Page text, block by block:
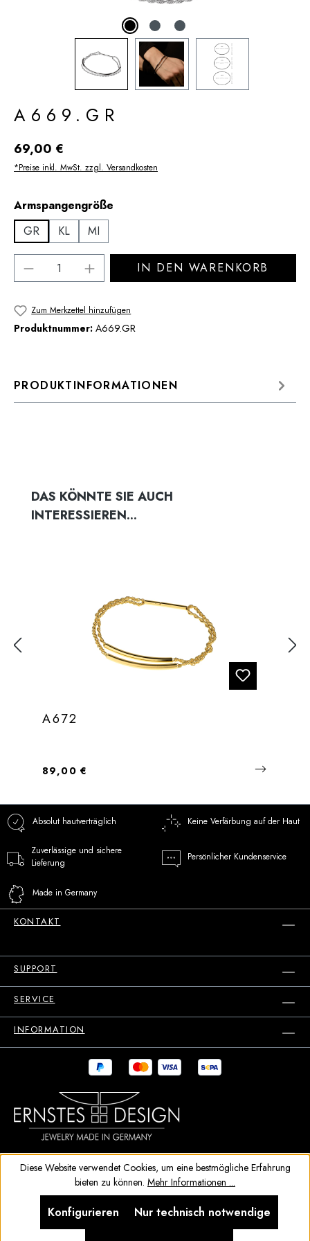
A669.GR
Regulärer Preis:
69,00 €
*Preise inkl. MwSt. zzgl. Versandkosten
Armspangengröße
GR
KL MI
Produkt Anzahl: Gib den gewünschten
IN DEN WARENKORB
Zum Merkzettel hinzufügen
Produktnummer: A669.GR
PRODUKTINFORMATIONEN
Produktgalerie überspringen
DAS KÖNNTE SIE AUCH
INTERESSIEREN...
A672
Regulärer Preis:
89,00 €
Absolut hautverträglich Keine Verfärbung auf der Haut
Zuverlässige und sichere
Lieferung
Persönlicher Kundenservice
Made in Germany
KONTAKT
SUPPORT
SERVICE
INFORMATION
Diese Website verwendet Cookies, um eine bestmögliche Erfahrung
bieten zu können. Mehr Informationen ...
Nur technisch notwendige
Konfigurieren